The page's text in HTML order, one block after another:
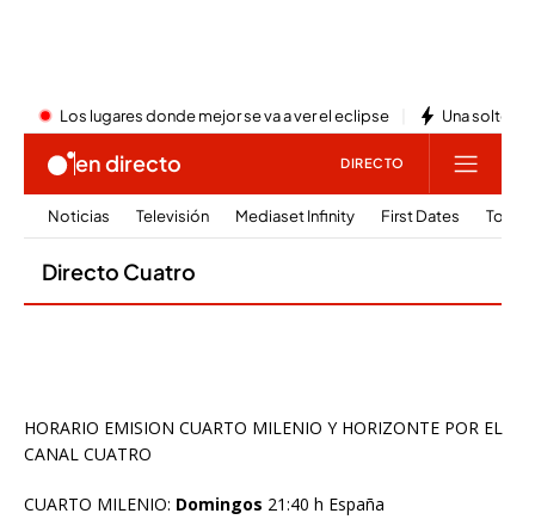
HORARIO EMISION CUARTO MILENIO Y HORIZONTE POR EL
CANAL CUATRO
CUARTO MILENIO: Domingos 21:40 h España